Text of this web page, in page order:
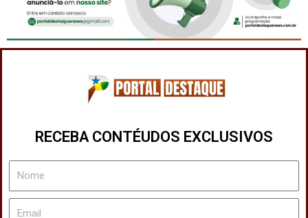
RECEBA CONTÉUDOS EXCLUSIVOS
Nome
Email